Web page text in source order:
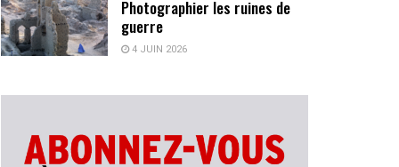
Photographier les ruines de
guerre
4 JUIN 2026